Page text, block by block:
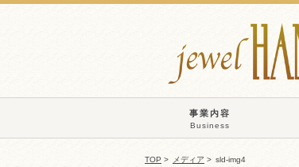
事業内容
Business
TOP > メディア > sld-img4